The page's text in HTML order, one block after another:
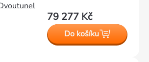
79 277 Kč
Do košíku